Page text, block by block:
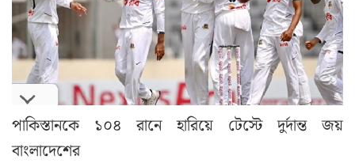
পাকিস্তানকে ১০৪ রানে হারিয়ে টেস্টে দুর্দান্ত জয়
বাংলাদেশের